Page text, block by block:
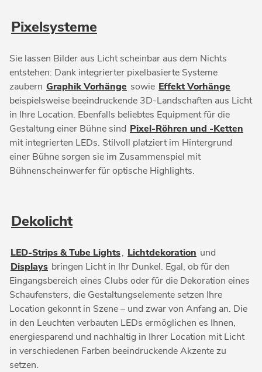
Pixelsysteme
Sie lassen Bilder aus Licht scheinbar aus dem Nichts
entstehen: Dank integrierter pixelbasierte Systeme
zaubern Graphik Vorhänge sowie Effekt Vorhänge
beispielsweise beeindruckende 3D-Landschaften aus Licht
in Ihre Location. Ebenfalls beliebtes Equipment für die
Gestaltung einer Bühne sind Pixel-Röhren und -Ketten
mit integrierten LEDs. Stilvoll platziert im Hintergrund
einer Bühne sorgen sie im Zusammenspiel mit
Bühnenscheinwerfer für optische Highlights.
Dekolicht
LED-Strips & Tube Lights, Lichtdekoration und
Displays bringen Licht in Ihr Dunkel. Egal, ob für den
Eingangsbereich eines Clubs oder für die Dekoration eines
Schaufensters, die Gestaltungselemente setzen Ihre
Location gekonnt in Szene – und zwar von Anfang an. Die
in den Leuchten verbauten LEDs ermöglichen es Ihnen,
energiesparend und nachhaltig in Ihrer Location mit Licht
in verschiedenen Farben beeindruckende Akzente zu
setzen.